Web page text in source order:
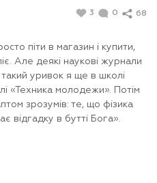
3 0 68
піти в магазин і купити,
Але деякі наукові журнали
уривок я ще в школі
«Техника молодежи». Потім
зрозумів: те, що фізика
відгадку в бутті Бога».